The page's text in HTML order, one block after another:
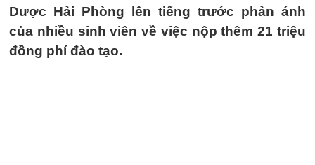
Dược Hải Phòng lên tiếng trước phản ánh
của nhiều sinh viên về việc nộp thêm 21 triệu
đồng phí đào tạo.